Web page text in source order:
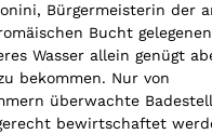
Bürgermeisterin der
Bucht
Wasser allein genügt
bekommen. Nur von
überwachte
bewirtschaftet